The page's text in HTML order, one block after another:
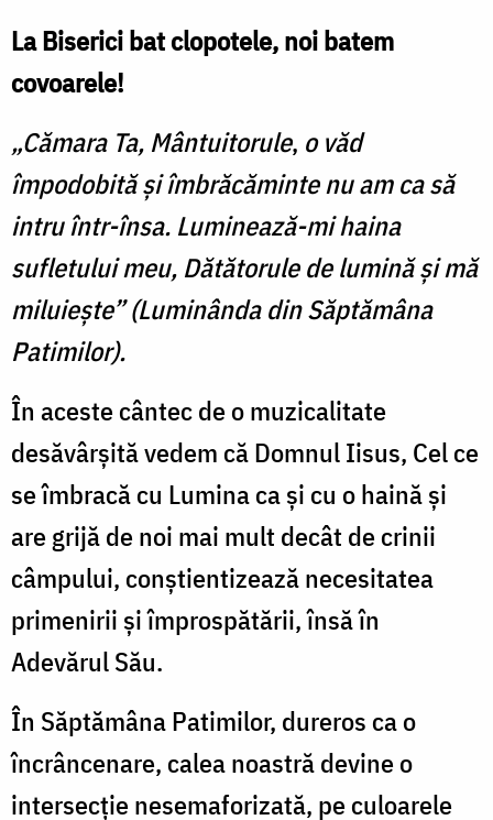
La Biserici bat clopotele, noi batem
covoarele!
„Cămara Ta, Mântuitorule, o văd
împodobită şi îmbrăcăminte nu am ca să
intru într-însa. Luminează-mi haina
sufletului meu, Dătătorule de lumină şi mă
miluieşte” (Luminânda din Săptămâna
Patimilor).
În aceste cântec de o muzicalitate
desăvârşită vedem că Domnul Iisus, Cel ce
se îmbracă cu Lumina ca şi cu o haină şi
are grijă de noi mai mult decât de crinii
câmpului, conştientizează necesitatea
primenirii şi împrospătării, însă în
Adevărul Său.
În Săptămâna Patimilor, dureros ca o
încrâncenare, calea noastră devine o
intersecţie nesemaforizată, pe culoarele